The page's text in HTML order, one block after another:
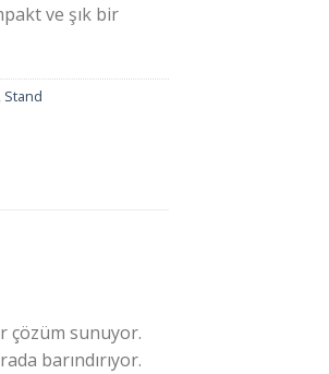
ve şık bir
Stand
çözüm sunuyor.
barındırıyor.